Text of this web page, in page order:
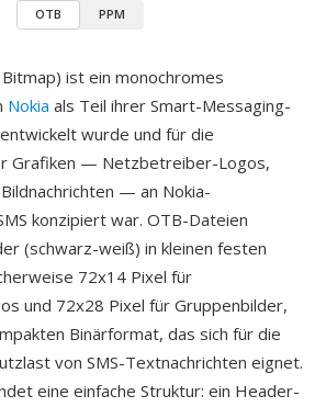
OTB PPM
ist ein monochromes
Nokia als Teil ihrer Smart-Messaging-
wurde und für die
Grafiken — Netzbetreiber-Logos,
— an Nokia-
konzipiert war. OTB-Dateien
(schwarz-weiß) in kleinen festen
72x14 Pixel für
und 72x28 Pixel für Gruppenbilder,
Binärformat, das sich für die
von SMS-Textnachrichten eignet.
eine einfache Struktur: ein Header-